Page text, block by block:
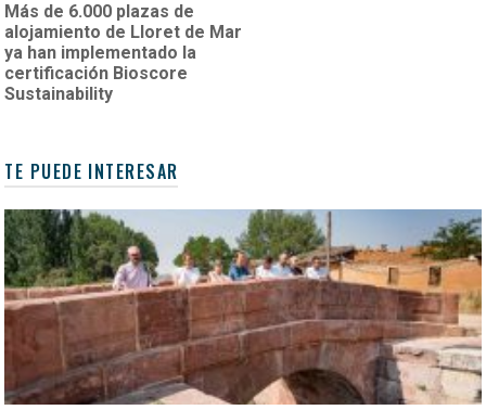
Más de 6.000 plazas de
alojamiento de Lloret de Mar
ya han implementado la
certificación Bioscore
Sustainability
TE PUEDE INTERESAR